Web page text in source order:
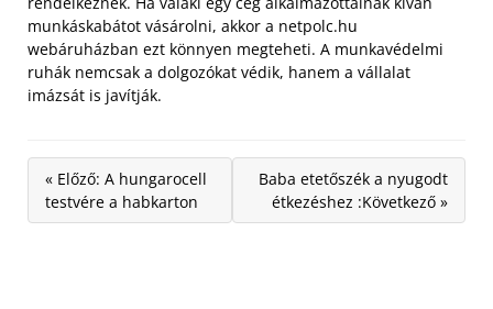
munkáskabátot vásárolni, akkor a netpolc.hu
webáruházban ezt könnyen megteheti. A munkavédelmi
ruhák nemcsak a dolgozókat védik, hanem a vállalat
imázsát is javítják.
« Előző: A hungarocell
testvére a habkarton
Baba etetőszék a nyugodt
étkezéshez :Következő »